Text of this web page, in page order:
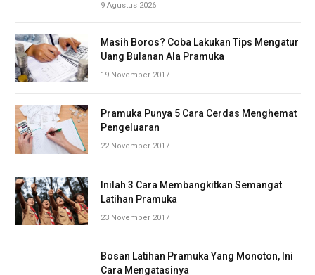
9 Agustus 2026
Masih Boros? Coba Lakukan Tips Mengatur
Uang Bulanan Ala Pramuka
19 November 2017
Pramuka Punya 5 Cara Cerdas Menghemat
Pengeluaran
22 November 2017
Inilah 3 Cara Membangkitkan Semangat
Latihan Pramuka
23 November 2017
Bosan Latihan Pramuka Yang Monoton, Ini
Cara Mengatasinya